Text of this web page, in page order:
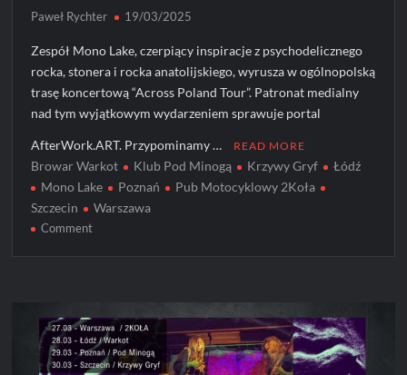
Paweł Rychter 19/03/2025
Zespół Mono Lake, czerpiący inspiracje z psychodelicznego
rocka, stonera i rocka anatolijskiego, wyrusza w ogólnopolską
trasę koncertową “Across Poland Tour”. Patronat medialny
nad tym wyjątkowym wydarzeniem sprawuje portal
AfterWork.ART. Przypominamy … READ MORE
Browar Warkot Klub Pod Minogą Krzywy Gryf
Łódź
Mono Lake
Poznań
Pub Motocyklowy 2Koła
Szczecin
Warszawa
Commenton
tydzień
w
Polsce!